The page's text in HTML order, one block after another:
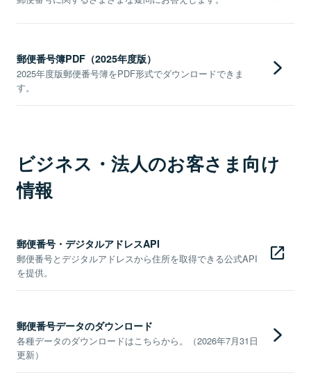
郵便番号簿PDF（2025年度版）
2025年度版郵便番号簿をPDF形式でダウンロードできま
す。
ビジネス・法人のお客さま向け
情報
郵便番号・デジタルアドレスAPI
郵便番号とデジタルアドレスから住所を取得できる公式API
を提供。
郵便番号データのダウンロード
各種データのダウンロードはこちらから。（2026年7月31日
更新）